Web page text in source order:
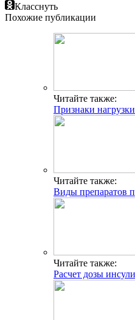
Класснуть
Похожие публикации
Читайте также:
Признаки
Читайте также:
Виды препаратов
Читайте также:
Расчет дозы